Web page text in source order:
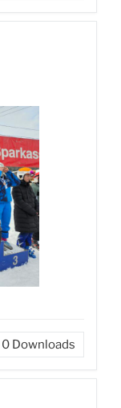
0 Downloads